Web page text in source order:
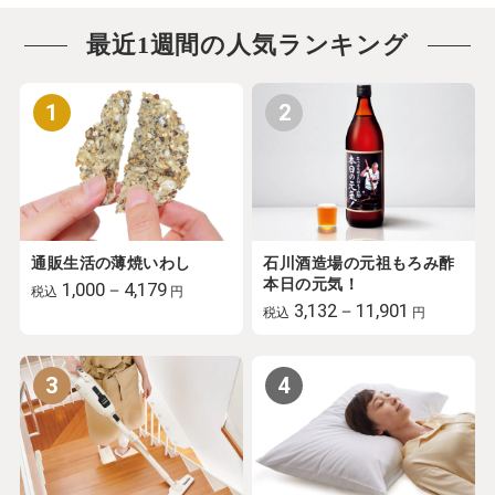
最近1週間の人気ランキング
通販生活の薄焼いわし
税込 1,000－4,179 円
1
石川酒造場の元祖もろみ酢
本日の元気！
税込 3,132－11,901 円
2
3 4